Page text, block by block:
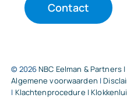
Contact
© 2026NBC Eelman & Partners |
Algemene voorwaarden |
| Klachtenprocedure |